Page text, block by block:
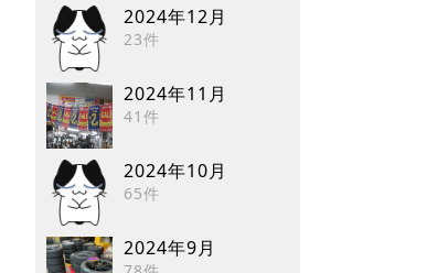
2024年12月
23件
2024年11月
41件
2024年10月
65件
2024年9月